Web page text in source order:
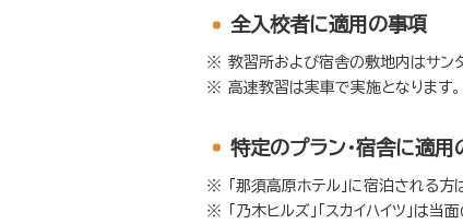
全入校者に適用の事項
教習所および宿舎の敷地内はサン
高速教習は実車で実施となります。
特定のプラン・宿舎に適用
「那須高原ホテル」に宿泊される
「乃木ヒルズ」「スカイハイツ」は当面